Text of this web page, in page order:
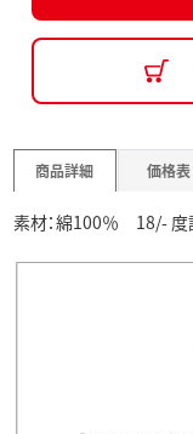
商品詳細 価格表
素材：綿100％ 18/- 度